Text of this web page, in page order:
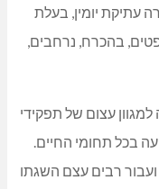
עתיקת יומין, בעלת
בהכרח, נרחבים,
עצום של תפקידי
בכל תחומי החיים.
ועבור רבים עצם השגתו